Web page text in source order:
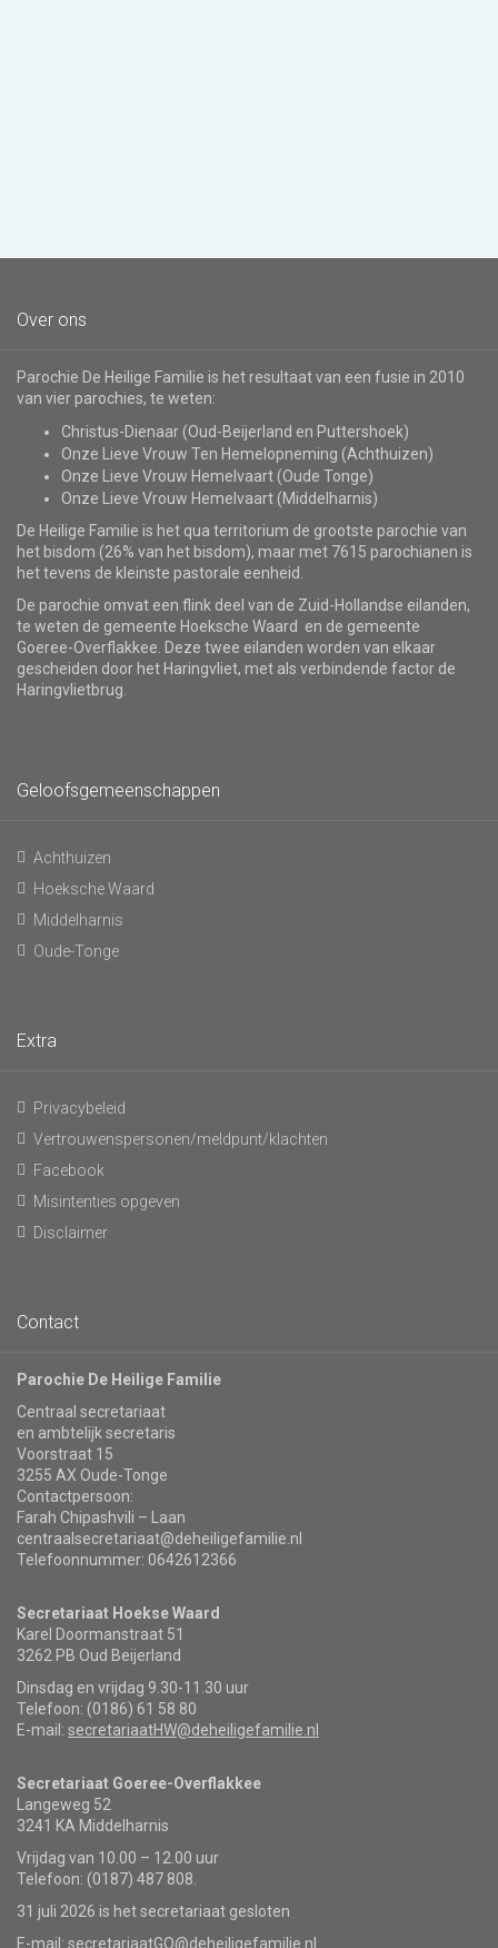
Over ons
Parochie De Heilige Familie is het resultaat van een fusie in 2010
van vier parochies, te weten:
Christus-Dienaar (Oud-Beijerland en Puttershoek)
Onze Lieve Vrouw Ten Hemelopneming (Achthuizen)
Onze Lieve Vrouw Hemelvaart (Oude Tonge)
Onze Lieve Vrouw Hemelvaart (Middelharnis)
De Heilige Familie is het qua territorium de grootste parochie van
het bisdom (26% van het bisdom), maar met 7615 parochianen is
het tevens de kleinste pastorale eenheid.
De parochie omvat een flink deel van de Zuid-Hollandse eilanden,
te weten de gemeente Hoeksche Waard en de gemeente
Goeree-Overflakkee. Deze twee eilanden worden van elkaar
gescheiden door het Haringvliet, met als verbindende factor de
Haringvlietbrug.
Geloofsgemeenschappen
Achthuizen
Hoeksche Waard
Middelharnis
Oude-Tonge
Extra
Privacybeleid
Vertrouwenspersonen/meldpunt/klachten
Facebook
Misintenties opgeven
Disclaimer
Contact
Parochie De Heilige Familie
Centraal secretariaat
en ambtelijk secretaris
Voorstraat 15
3255 AX Oude-Tonge
Contactpersoon:
Farah Chipashvili – Laan
centraalsecretariaat@deheiligefamilie.nl
Telefoonnummer: 0642612366
Secretariaat Hoekse Waard
Karel Doormanstraat 51
3262 PB Oud Beijerland
Dinsdag en vrijdag 9.30-11.30 uur
Telefoon: (0186) 61 58 80
E-mail: secretariaatHW@deheiligefamilie.nl
Secretariaat Goeree-Overflakkee
Langeweg 52
3241 KA Middelharnis
Vrijdag van 10.00 – 12.00 uur
Telefoon: (0187) 487 808.
31 juli 2026 is het secretariaat gesloten
E-mail: secretariaatGO@deheiligefamilie.nl